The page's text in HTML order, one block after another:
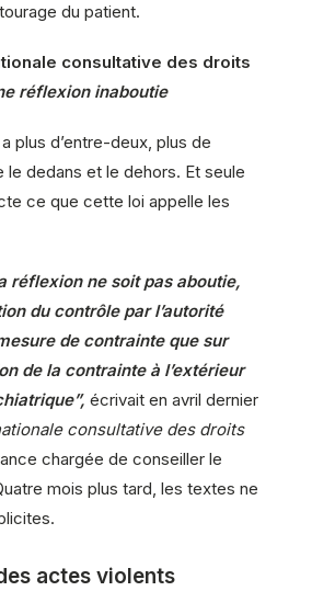
du patient.
consultative des droits
réflexion inaboutie
a plus d’entre-deux, plus de
le dedans et le dehors. Et seule
ce que cette loi appelle les
réflexion ne soit pas aboutie,
du contrôle par l’autorité
de contrainte que sur
de la contrainte à l’extérieur
écrivait en avril dernier
consultative des droits
chargée de conseiller le
mois plus tard, les textes ne
actes violents